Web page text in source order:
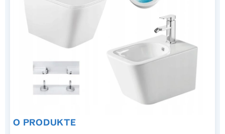
O PRODUKTE